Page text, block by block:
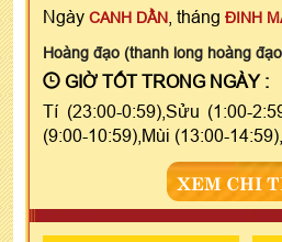
Ngày CANH DẦN , tháng ĐINH
Hoàng đạo (thanh long hoàng
GIỜ TỐT TRONG NGÀY :
Tí (23:00-0:59),Sửu (1:00-
(9:00-10:59),Mùi (13:00-
XEM CHI